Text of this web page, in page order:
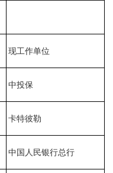
现工作单位
中投保
卡特彼勒
中国人民银行总行